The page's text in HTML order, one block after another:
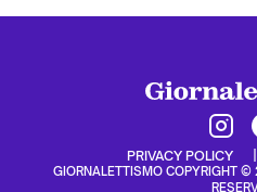
PRIVACY POLICY
GIORNALETTISMO COPYRIGHT